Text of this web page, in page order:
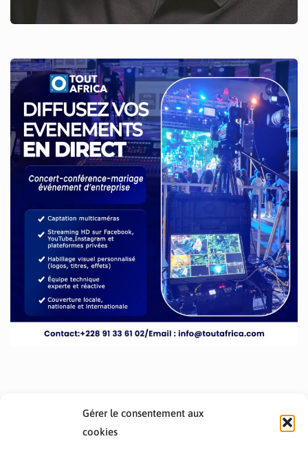
Gérer le consentement aux
cookies